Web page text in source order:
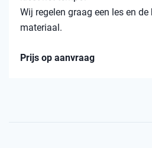
Wij regelen graag een les en
materiaal.
Prijs op aanvraag